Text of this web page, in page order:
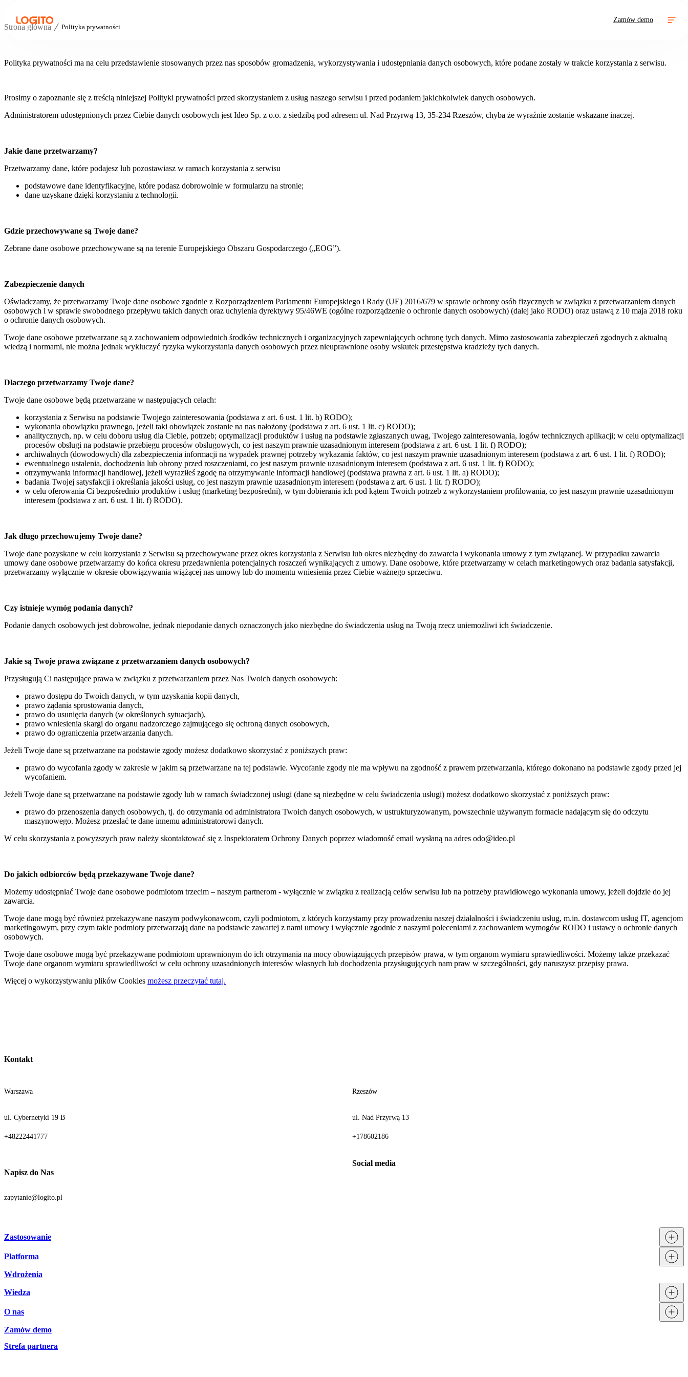
Zamów demo
Strona główna Polityka prywatności
Polityka prywatności ma na celu przedstawienie stosowanych przez nas sposobów gromadzenia, wykorzystywania i udostępniania danych osobowych, które podane zostały w trakcie korzystania z serwisu.
Prosimy o zapoznanie się z treścią niniejszej Polityki prywatności przed skorzystaniem z usług naszego serwisu i przed podaniem jakichkolwiek danych osobowych.
Administratorem udostępnionych przez Ciebie danych osobowych jest Ideo Sp. z o.o. z siedzibą pod adresem ul. Nad Przyrwą 13, 35-234 Rzeszów, chyba że wyraźnie zostanie wskazane inaczej.
Jakie dane przetwarzamy?
Przetwarzamy dane, które podajesz lub pozostawiasz w ramach korzystania z serwisu
podstawowe dane identyfikacyjne, które podasz dobrowolnie w formularzu na stronie;
dane uzyskane dzięki korzystaniu z technologii.
Gdzie przechowywane są Twoje dane?
Zebrane dane osobowe przechowywane są na terenie Europejskiego Obszaru Gospodarczego („EOG”).
Zabezpieczenie danych
Oświadczamy, że przetwarzamy Twoje dane osobowe zgodnie z Rozporządzeniem Parlamentu Europejskiego i Rady (UE) 2016/679 w sprawie ochrony osób fizycznych w związku z przetwarzaniem danych
osobowych i w sprawie swobodnego przepływu takich danych oraz uchylenia dyrektywy 95/46WE (ogólne rozporządzenie o ochronie danych osobowych) (dalej jako RODO) oraz ustawą z 10 maja 2018 roku
o ochronie danych osobowych.
Twoje dane osobowe przetwarzane są z zachowaniem odpowiednich środków technicznych i organizacyjnych zapewniających ochronę tych danych. Mimo zastosowania zabezpieczeń zgodnych z aktualną
wiedzą i normami, nie można jednak wykluczyć ryzyka wykorzystania danych osobowych przez nieuprawnione osoby wskutek przestępstwa kradzieży tych danych.
Dlaczego przetwarzamy Twoje dane?
Twoje dane osobowe będą przetwarzane w następujących celach:
korzystania z Serwisu na podstawie Twojego zainteresowania (podstawa z art. 6 ust. 1 lit. b) RODO);
wykonania obowiązku prawnego, jeżeli taki obowiązek zostanie na nas nałożony (podstawa z art. 6 ust. 1 lit. c) RODO);
analitycznych, np. w celu doboru usług dla Ciebie, potrzeb; optymalizacji produktów i usług na podstawie zgłaszanych uwag, Twojego zainteresowania, logów technicznych aplikacji; w celu optymalizacji
procesów obsługi na podstawie przebiegu procesów obsługowych, co jest naszym prawnie uzasadnionym interesem (podstawa z art. 6 ust. 1 lit. f) RODO);
archiwalnych (dowodowych) dla zabezpieczenia informacji na wypadek prawnej potrzeby wykazania faktów, co jest naszym prawnie uzasadnionym interesem (podstawa z art. 6 ust. 1 lit. f) RODO);
ewentualnego ustalenia, dochodzenia lub obrony przed roszczeniami, co jest naszym prawnie uzasadnionym interesem (podstawa z art. 6 ust. 1 lit. f) RODO);
otrzymywania informacji handlowej, jeżeli wyraziłeś zgodę na otrzymywanie informacji handlowej (podstawa prawna z art. 6 ust. 1 lit. a) RODO);
badania Twojej satysfakcji i określania jakości usług, co jest naszym prawnie uzasadnionym interesem (podstawa z art. 6 ust. 1 lit. f) RODO);
w celu oferowania Ci bezpośrednio produktów i usług (marketing bezpośredni), w tym dobierania ich pod kątem Twoich potrzeb z wykorzystaniem profilowania, co jest naszym prawnie uzasadnionym
interesem (podstawa z art. 6 ust. 1 lit. f) RODO).
Jak długo przechowujemy Twoje dane?
Twoje dane pozyskane w celu korzystania z Serwisu są przechowywane przez okres korzystania z Serwisu lub okres niezbędny do zawarcia i wykonania umowy z tym związanej. W przypadku zawarcia
umowy dane osobowe przetwarzamy do końca okresu przedawnienia potencjalnych roszczeń wynikających z umowy. Dane osobowe, które przetwarzamy w celach marketingowych oraz badania satysfakcji,
przetwarzamy wyłącznie w okresie obowiązywania wiążącej nas umowy lub do momentu wniesienia przez Ciebie ważnego sprzeciwu.
Czy istnieje wymóg podania danych?
Podanie danych osobowych jest dobrowolne, jednak niepodanie danych oznaczonych jako niezbędne do świadczenia usług na Twoją rzecz uniemożliwi ich świadczenie.
Jakie są Twoje prawa związane z przetwarzaniem danych osobowych?
Przysługują Ci następujące prawa w związku z przetwarzaniem przez Nas Twoich danych osobowych:
prawo dostępu do Twoich danych, w tym uzyskania kopii danych,
prawo żądania sprostowania danych,
prawo do usunięcia danych (w określonych sytuacjach),
prawo wniesienia skargi do organu nadzorczego zajmującego się ochroną danych osobowych,
prawo do ograniczenia przetwarzania danych.
Jeżeli Twoje dane są przetwarzane na podstawie zgody możesz dodatkowo skorzystać z poniższych praw:
prawo do wycofania zgody w zakresie w jakim są przetwarzane na tej podstawie. Wycofanie zgody nie ma wpływu na zgodność z prawem przetwarzania, którego dokonano na podstawie zgody przed jej
wycofaniem.
Jeżeli Twoje dane są przetwarzane na podstawie zgody lub w ramach świadczonej usługi (dane są niezbędne w celu świadczenia usługi) możesz dodatkowo skorzystać z poniższych praw:
prawo do przenoszenia danych osobowych, tj. do otrzymania od administratora Twoich danych osobowych, w ustrukturyzowanym, powszechnie używanym formacie nadającym się do odczytu
maszynowego. Możesz przesłać te dane innemu administratorowi danych.
W celu skorzystania z powyższych praw należy skontaktować się z Inspektoratem Ochrony Danych poprzez wiadomość email wysłaną na adres odo@ideo.pl
Do jakich odbiorców będą przekazywane Twoje dane?
Możemy udostępniać Twoje dane osobowe podmiotom trzecim – naszym partnerom - wyłącznie w związku z realizacją celów serwisu lub na potrzeby prawidłowego wykonania umowy, jeżeli dojdzie do jej
zawarcia.
Twoje dane mogą być również przekazywane naszym podwykonawcom, czyli podmiotom, z których korzystamy przy prowadzeniu naszej działalności i świadczeniu usług, m.in. dostawcom usług IT, agencjom
marketingowym, przy czym takie podmioty przetwarzają dane na podstawie zawartej z nami umowy i wyłącznie zgodnie z naszymi poleceniami z zachowaniem wymogów RODO i ustawy o ochronie danych
osobowych.
Twoje dane osobowe mogą być przekazywane podmiotom uprawnionym do ich otrzymania na mocy obowiązujących przepisów prawa, w tym organom wymiaru sprawiedliwości. Możemy także przekazać
Twoje dane organom wymiaru sprawiedliwości w celu ochrony uzasadnionych interesów własnych lub dochodzenia przysługujących nam praw w szczególności, gdy naruszysz przepisy prawa.
Więcej o wykorzystywaniu plików Cookies możesz przeczytać tutaj.
Kontakt
Warszawa
ul. Cybernetyki 19 B
+48222441777
Rzeszów
ul. Nad Przyrwą 13
+178602186
Napisz do Nas
zapytanie@logito.pl
Zastosowanie
Procesy
Branże
Platforma
Technologia
Licencjonowanie
Wdrożenia
Wiedza
O nas
Zespół Logito
Aktualności
Zamów demo
Strefa partnera